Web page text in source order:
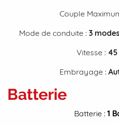
Couple
Mode de conduite : 3
Vitesse :
Embrayage :
Batterie
Batterie : 1